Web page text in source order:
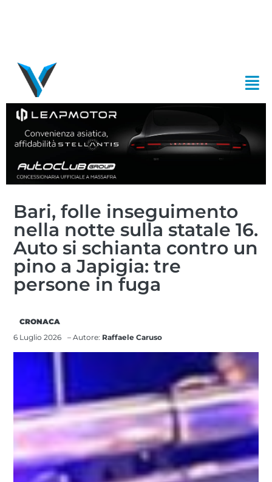
Bari, folle inseguimento
nella notte sulla statale 16.
Auto si schianta contro un
pino a Japigia: tre
persone in fuga
CRONACA
6 Luglio 2026
– Autore: Raffaele Caruso